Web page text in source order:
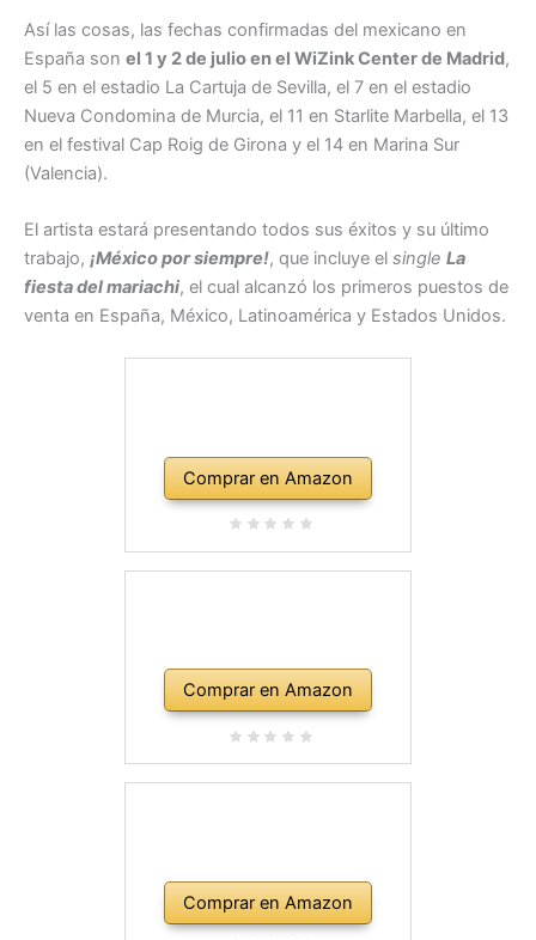
Así las cosas, las fechas confirmadas del mexicano en
España son el 1 y 2 de julio en el WiZink Center de Madrid,
el 5 en el estadio La Cartuja de Sevilla, el 7 en el estadio
Nueva Condomina de Murcia, el 11 en Starlite Marbella, el 13
en el festival Cap Roig de Girona y el 14 en Marina Sur
(Valencia).
El artista estará presentando todos sus éxitos y su último
trabajo, ¡México por siempre!, que incluye el single La
fiesta del mariachi, el cual alcanzó los primeros puestos de
venta en España, México, Latinoamérica y Estados Unidos.
Comprar en Amazon
Comprar en Amazon
Comprar en Amazon